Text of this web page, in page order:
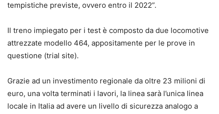
tempistiche previste, ovvero entro il 2022”.
Il treno impiegato per i test è composto da due locomotive
attrezzate modello 464, appositamente per le prove in
questione (trial site).
Grazie ad un investimento regionale da oltre 23 milioni di
euro, una volta terminati i lavori, la linea sarà l’unica linea
locale in Italia ad avere un livello di sicurezza analogo a